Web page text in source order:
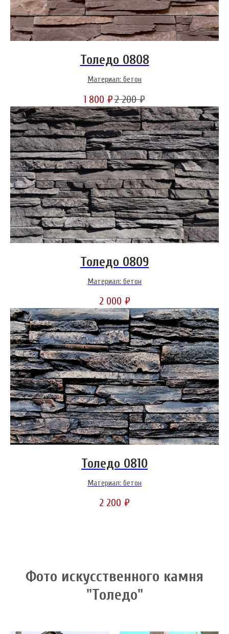
Толедо 0808
Материал: бетон
1 800 ₽2 200 ₽
Толедо 0809
Материал: бетон
2 000 ₽
Толедо 0810
Материал: бетон
2 200 ₽
Фото искусственного камня
"Толедо"